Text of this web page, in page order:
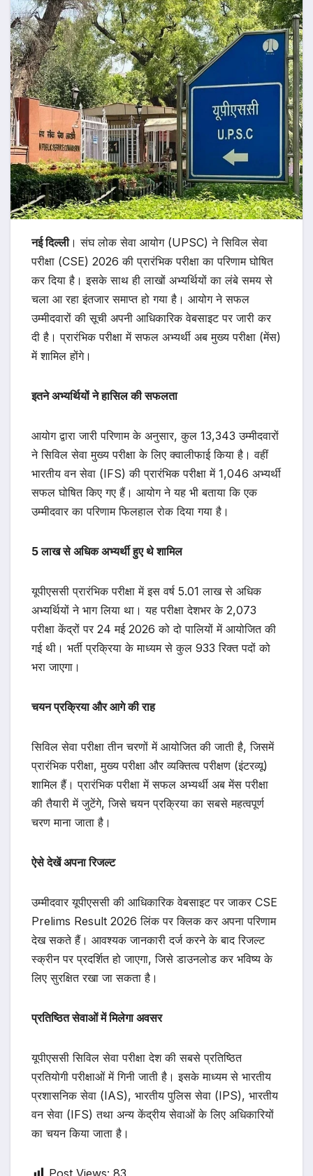
नई दिल्ली। संघ लोक सेवा आयोग (UPSC) ने सिविल सेवा
परीक्षा (CSE) 2026 की प्रारंभिक परीक्षा का परिणाम घोषित
कर दिया है। इसके साथ ही लाखों अभ्यर्थियों का लंबे समय से
चला आ रहा इंतजार समाप्त हो गया है। आयोग ने सफल
उम्मीदवारों की सूची अपनी आधिकारिक वेबसाइट पर जारी कर
दी है। प्रारंभिक परीक्षा में सफल अभ्यर्थी अब मुख्य परीक्षा (मेंस)
में शामिल होंगे।
इतने अभ्यर्थियों ने हासिल की सफलता
आयोग द्वारा जारी परिणाम के अनुसार, कुल 13,343 उम्मीदवारों
ने सिविल सेवा मुख्य परीक्षा के लिए क्वालीफाई किया है। वहीं
भारतीय वन सेवा (IFS) की प्रारंभिक परीक्षा में 1,046 अभ्यर्थी
सफल घोषित किए गए हैं। आयोग ने यह भी बताया कि एक
उम्मीदवार का परिणाम फिलहाल रोक दिया गया है।
5 लाख से अधिक अभ्यर्थी हुए थे शामिल
यूपीएससी प्रारंभिक परीक्षा में इस वर्ष 5.01 लाख से अधिक
अभ्यर्थियों ने भाग लिया था। यह परीक्षा देशभर के 2,073
परीक्षा केंद्रों पर 24 मई 2026 को दो पालियों में आयोजित की
गई थी। भर्ती प्रक्रिया के माध्यम से कुल 933 रिक्त पदों को
भरा जाएगा।
चयन प्रक्रिया और आगे की राह
सिविल सेवा परीक्षा तीन चरणों में आयोजित की जाती है, जिसमें
प्रारंभिक परीक्षा, मुख्य परीक्षा और व्यक्तित्व परीक्षण (इंटरव्यू)
शामिल हैं। प्रारंभिक परीक्षा में सफल अभ्यर्थी अब मेंस परीक्षा
की तैयारी में जुटेंगे, जिसे चयन प्रक्रिया का सबसे महत्वपूर्ण
चरण माना जाता है।
ऐसे देखें अपना रिजल्ट
उम्मीदवार यूपीएससी की आधिकारिक वेबसाइट पर जाकर CSE
Prelims Result 2026 लिंक पर क्लिक कर अपना परिणाम
देख सकते हैं। आवश्यक जानकारी दर्ज करने के बाद रिजल्ट
स्क्रीन पर प्रदर्शित हो जाएगा, जिसे डाउनलोड कर भविष्य के
लिए सुरक्षित रखा जा सकता है।
प्रतिष्ठित सेवाओं में मिलेगा अवसर
यूपीएससी सिविल सेवा परीक्षा देश की सबसे प्रतिष्ठित
प्रतियोगी परीक्षाओं में गिनी जाती है। इसके माध्यम से भारतीय
प्रशासनिक सेवा (IAS), भारतीय पुलिस सेवा (IPS), भारतीय
वन सेवा (IFS) तथा अन्य केंद्रीय सेवाओं के लिए अधिकारियों
का चयन किया जाता है।
Post Views: 83